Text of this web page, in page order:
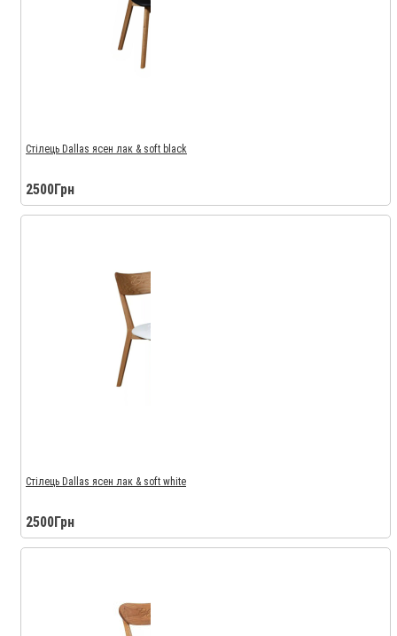
Стілець Dallas ясен лак & soft black
2500Грн
Стілець Dallas ясен лак & soft white
2500Грн